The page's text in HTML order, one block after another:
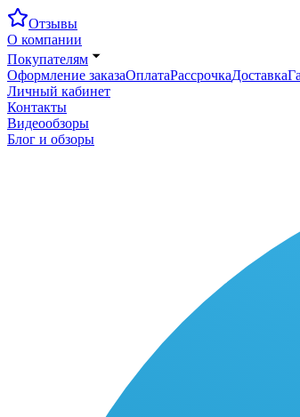
Отзывы
О компании
Покупателям
Оформление заказаОплатаРассрочкаДоставка
Личный кабинет
Контакты
Видеообзоры
Блог и обзоры